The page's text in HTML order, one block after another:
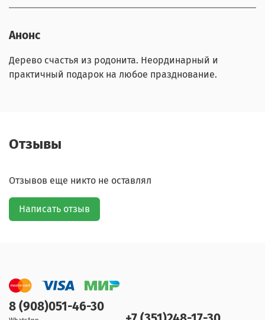
Анонс
Дерево счастья из родонита. Неординарный и
практичный подарок на любое празднование.
Отзывы
Отзывов еще никто не оставлял
Написать отзыв
8 (908)051-46-30